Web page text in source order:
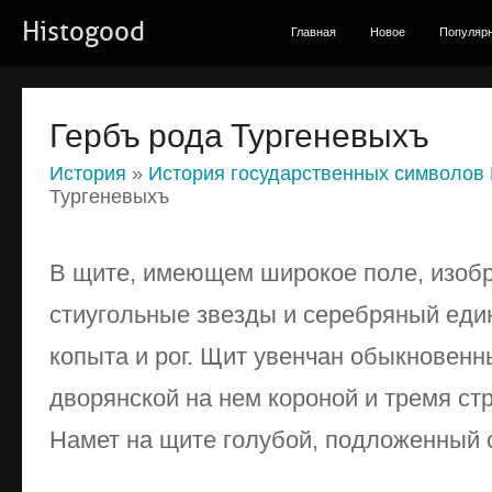
Histogood Главная Новое
Гербъ рода Тургеневыхъ
История » История государственных символов
Тургеневыхъ
В щите, имеющем широкое поле,
стиугольные звезды и серебряный
копы­та и рог. Щит увенчан
дво­рянской на нем короной и тремя
Намет на щите голубой, подложенный